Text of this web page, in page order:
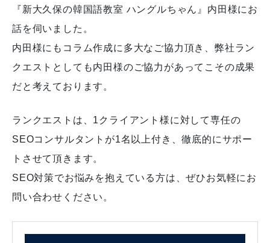
『新大久保の韓国語教室 ハングルちゃん』内田様にお
話を伺いました。
内田様にもコラム作成に多大なご協力頂き、弊社ラン
クエストとしても内田様のご協力があってこその成果
だと考えております。
ランクエストは、1クライアント様に対して専任の
SEOコンサルタントが1名以上付き、徹底的にサポー
トさせて頂きます。
SEO対策でお悩みを抱えている方は、ぜひお気軽にお
問い合わせください。